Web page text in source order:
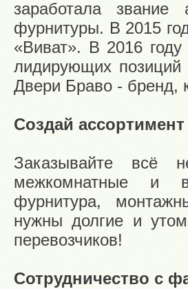
заработала звание
фурнитуры. В 2015
«Виват». В 2016
лидирующих позиций
Двери Браво - бренд,
Создай
Заказывайте всё
межкомнатные и
фурнитура,
нужны долгие и
перевозчиков!
Сотрудничество с